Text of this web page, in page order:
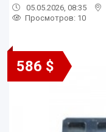
05.05.2026, 08:35
Просмотров: 10
586 $